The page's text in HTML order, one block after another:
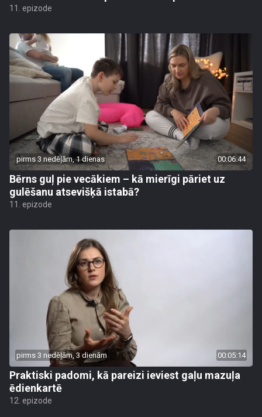
11. epizode
pirms 3 nedēļām, 1 dienas 00:06:44
Bērns guļ pie vecākiem – kā mierīgi pāriet uz
gulēšanu atsevišķā istabā?
11. epizode
pirms 3 nedēļām, 3 dienām 00:05:14
Praktiski padomi, kā pareizi ieviest gaļu mazuļa
ēdienkartē
12. epizode